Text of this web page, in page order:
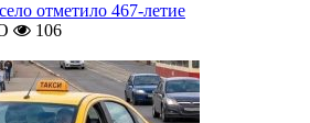
отметило 467-летие
106